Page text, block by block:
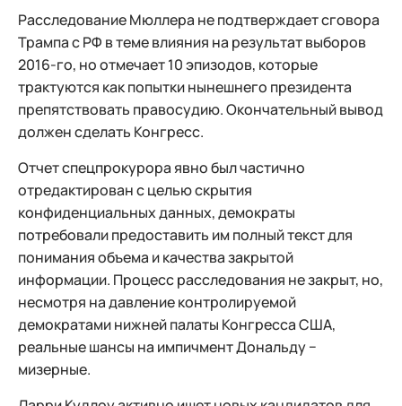
Расследование Мюллера не подтверждает сговора
Трампа с РФ в теме влияния на результат выборов
2016-го, но отмечает 10 эпизодов, которые
трактуются как попытки нынешнего президента
препятствовать правосудию. Окончательный вывод
должен сделать Конгресс.
Отчет спецпрокурора явно был частично
отредактирован с целью скрытия
конфиденциальных данных, демократы
потребовали предоставить им полный текст для
понимания объема и качества закрытой
информации. Процесс расследования не закрыт, но,
несмотря на давление контролируемой
демократами нижней палаты Конгресса США,
реальные шансы на импичмент Дональду −
мизерные.